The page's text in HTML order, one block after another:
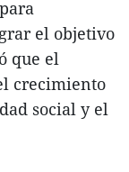
el objetivo
que el
crecimiento
social y el